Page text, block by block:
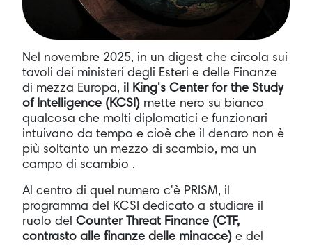
Nel novembre 2025, in un digest che circola sui
tavoli dei ministeri degli Esteri e delle Finanze
di mezza Europa, il King's Center for the Study
of Intelligence (KCSI) mette nero su bianco
qualcosa che molti diplomatici e funzionari
intuivano da tempo e cioè che il denaro non è
più soltanto un mezzo di scambio, ma un
campo di scambio .
Al centro di quel numero c'è PRISM, il
programma del KCSI dedicato a studiare il
ruolo del Counter Threat Finance (CTF,
contrasto alle finanze delle minacce) e del